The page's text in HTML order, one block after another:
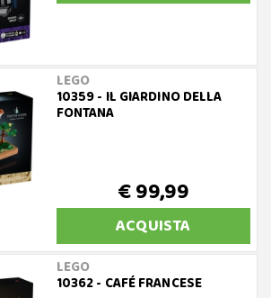
LEGO
10359 - IL GIARDINO DELLA
FONTANA
€ 99,99
ACQUISTA
LEGO
10362 - CAFÉ FRANCESE